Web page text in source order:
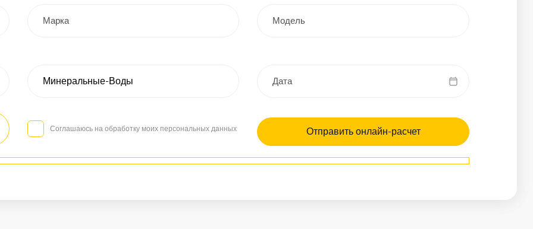
Соглашаюсь на обработку моих персональных данных